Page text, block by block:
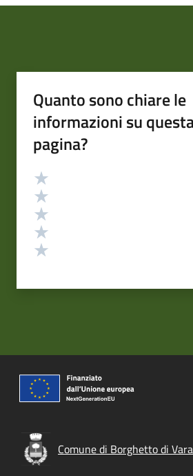
Quanto sono chiare le
informazioni su
pagina?
Valutazione
Comune di Borghetto di Vara